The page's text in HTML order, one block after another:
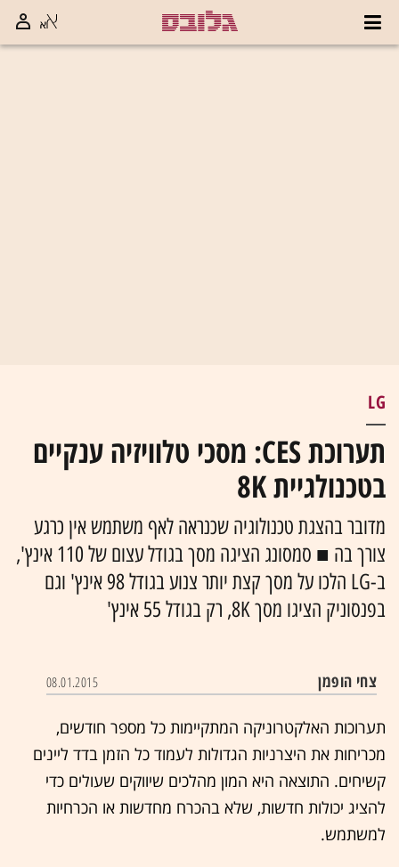
LG
תערוכת CES: מסכי טלוויזיה ענקיים
בטכנולגיית 8K
מדובר בהצגת טכנולוגיה שכנראה לאף משתמש אין כרגע
צורך בה ■ סמסונג הציגה מסך בגודל עצום של 110 אינץ',
ב-LG הלכו על מסך קצת יותר צנוע בגודל 98 אינץ' וגם
בפנסוניק הציגו מסך 8K, רק בגודל 55 אינץ'
צחי הופמן 08.01.2015
תערוכות האלקטרוניקה המתקיימות כל מספר חודשים,
מכריחות את היצרניות הגדולות לעמוד כל הזמן בדד ליינים
קשיחים. התוצאה היא המון מהלכים שיווקים שעולים כדי
להציג יכולות חדשות, שלא בהכרח מחדשות או הכרחיות
למשתמש.